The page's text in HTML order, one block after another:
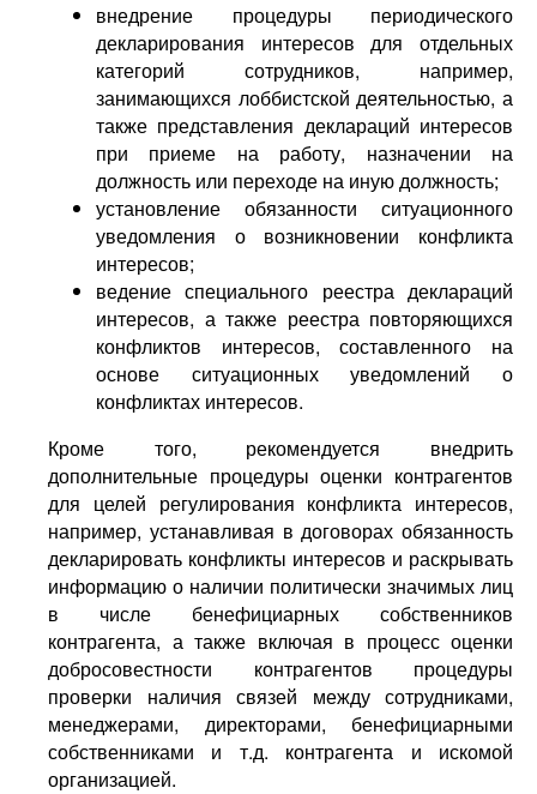
внедрение процедуры периодического
декларирования интересов для отдельных
категорий сотрудников, например,
занимающихся лоббистской деятельностью, а
также представления деклараций интересов
при приеме на работу, назначении на
должность или переходе на иную должность;
установление обязанности ситуационного
уведомления о возникновении конфликта
интересов;
ведение специального реестра деклараций
интересов, а также реестра повторяющихся
конфликтов интересов, составленного на
основе ситуационных уведомлений о
конфликтах интересов.
Кроме того, рекомендуется внедрить
дополнительные процедуры оценки контрагентов
для целей регулирования конфликта интересов,
например, устанавливая в договорах обязанность
декларировать конфликты интересов и раскрывать
информацию о наличии политически значимых лиц
в числе бенефициарных собственников
контрагента, а также включая в процесс оценки
добросовестности контрагентов процедуры
проверки наличия связей между сотрудниками,
менеджерами, директорами, бенефициарными
собственниками и т.д. контрагента и искомой
организацией.